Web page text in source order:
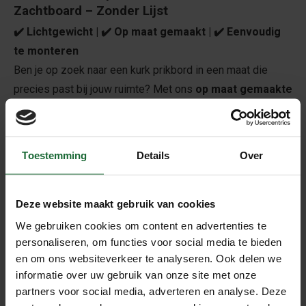
Toestemming Details Over
Deze website maakt gebruik van cookies
We gebruiken cookies om content en advertenties te
personaliseren, om functies voor social media te bieden
en om ons websiteverkeer te analyseren. Ook delen we
informatie over uw gebruik van onze site met onze
partners voor social media, adverteren en analyse. Deze
Zachtboard – Zonder Lijst
✔️ Lichtgewicht | ✔️ Op maat gemaakt | ✔️ Eenvoudig
te monteren
Ben je op zoek naar een kurk prikbord in een maat die
precies past bij jouw ruimte? Met ons op maat gemaakte
kurkbord
heb je volledige flexibiliteit in formaat, zonder
concessies te doen aan kwaliteit of stijl. Dit prikbord
minimalistisch en functioneel.
➤Op maat gezaagd – zonder meerprijs
Geef eenvoudig jouw gewenste afmetingen door in
centimeters
via het invoerveld. Wij zagen het bord
kosteloosop maat. Houd er rekening mee dat we niet op